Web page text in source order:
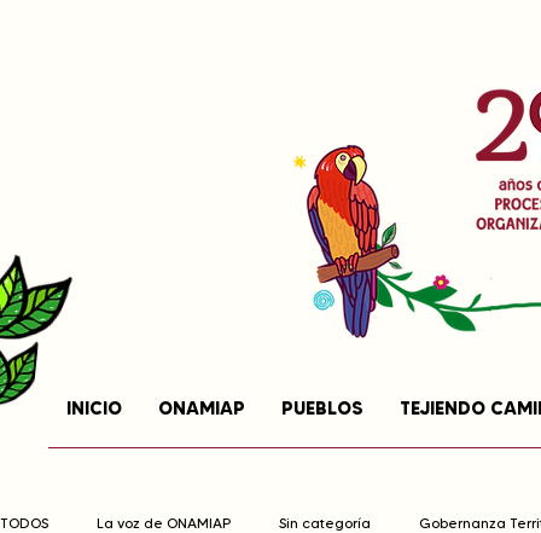
INICIO ONAMIAP PUEBLOS TEJIENDO
TODOS La voz de ONAMIAP Sin categoría Gobernanza